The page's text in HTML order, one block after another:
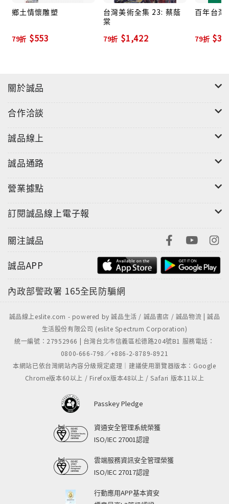
鄉土情懷雕塑
79折 $553
台灣美術全集 23: 蔡蔭
棠
79折 $1,422
百年台灣
79折
關於誠品
合作洽談
誠品線上
誠品通路
營業據點
訂閱誠品線上電子報
關注誠品
誠品APP
內政部警政署 165全民防騙網
誠品線上eslite.com - powered by 誠品生活 / 誠品書店 / 誠品物流 | 誠品
生活股份有限公司 (eslite Spectrum Corporation)
統一編號：27952966 | 台灣台北市信義區松德路204號B1 服務電話：
0800-666-798／+886-2-8789-8921
本網站已依台灣網站內容分級規定處理｜建議使用瀏覽器版本：Google
Chrome版本60以上 / Firefox版本48以上 / Safari 版本11以上
Passkey Pledge
資通安全管理系統榮獲
ISO/IEC 27001認證
雲端服務資訊安全管理榮獲
ISO/IEC 27017認證
行動應用APP基本資安